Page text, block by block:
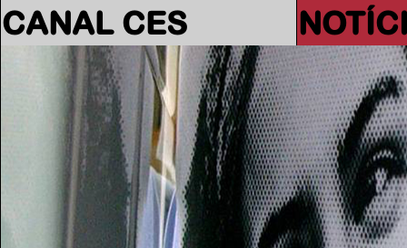
CANAL CES